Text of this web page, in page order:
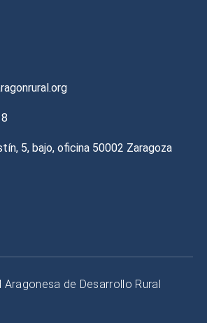
5, bajo, oficina 50002 Zaragoza
de Desarrollo Rural